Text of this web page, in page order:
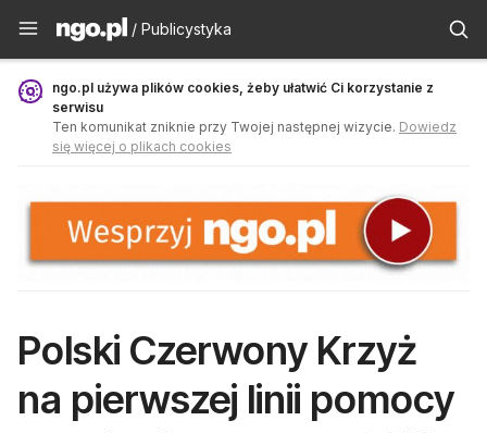
Publicystyka - ngo.pl
/ Publicystyka
ngo.pl używa plików cookies, żeby ułatwić Ci korzystanie z
serwisu
Ten komunikat zniknie przy Twojej następnej wizycie. Dowiedz
się więcej o plikach cookies
Polski Czerwony Krzyż
na pierwszej linii pomocy